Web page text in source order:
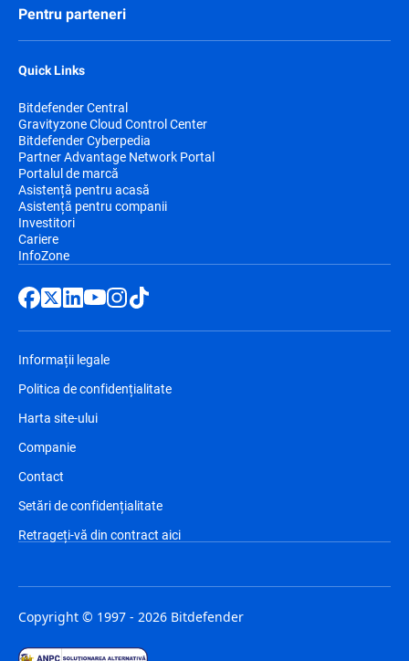
Pentru parteneri
Quick Links
Bitdefender Central
Gravityzone Cloud Control Center
Bitdefender Cyberpedia
Partner Advantage Network Portal
Portalul de marcă
Asistență pentru acasă
Asistență pentru companii
Investitori
Cariere
InfoZone
Informații legale
Politica de confidențialitate
Harta site-ului
Companie
Contact
Setări de confidențialitate
Retrageți-vă din contract aici
Copyright © 1997 - 2026 Bitdefender